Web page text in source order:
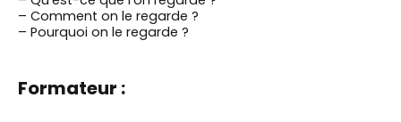
– Comment on le regarde ?
– Pourquoi on le regarde ?
Formateur :